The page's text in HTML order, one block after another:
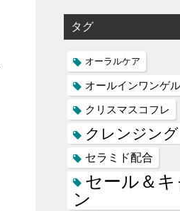
タグ
オーラルケア
オールインワンゲル
クリスマスコフレ
クレンジング
セラミド配合
セール＆
ン